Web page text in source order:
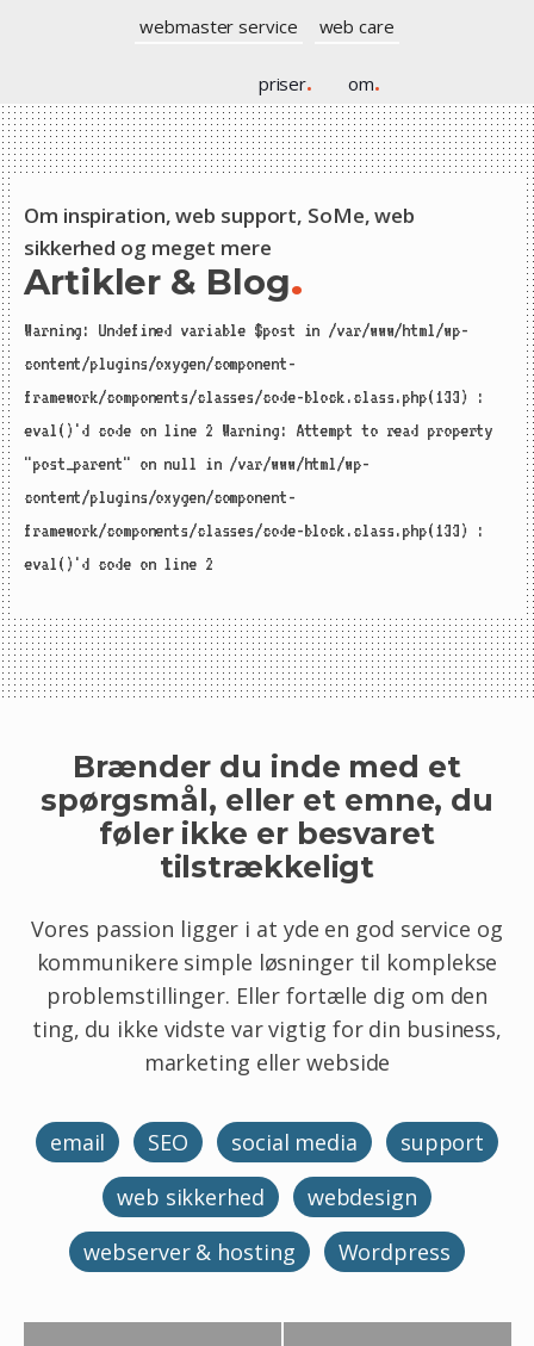
webmaster service web care
priser. om.
Om inspiration, web support, SoMe, web
sikkerhed og meget mere
Artikler & Blog.
Warning: Undefined variable $post in /var/www/html/wp-
content/plugins/oxygen/component-
framework/components/classes/code-block.class.php(133) :
eval()'d code on line 2 Warning: Attempt to read property
"post_parent" on null in /var/www/html/wp-
content/plugins/oxygen/component-
framework/components/classes/code-block.class.php(133) :
eval()'d code on line 2
Brænder du inde med et
spørgsmål, eller et emne, du
føler ikke er besvaret
tilstrækkeligt
Vores passion ligger i at yde en god service og
kommunikere simple løsninger til komplekse
problemstillinger. Eller fortælle dig om den
ting, du ikke vidste var vigtig for din business,
marketing eller webside
email SEO social media
support
web sikkerhed
webdesign
webserver & hosting
Wordpress